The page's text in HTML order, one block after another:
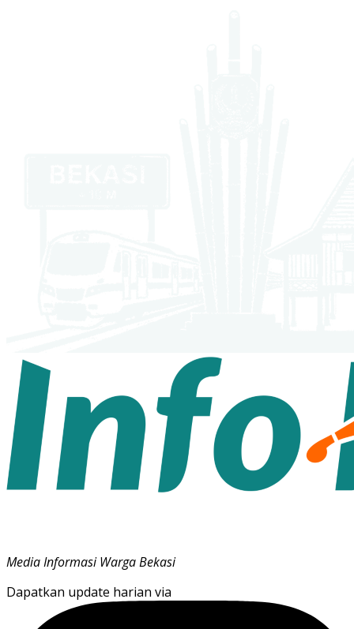
Media Informasi Warga Bekasi
Dapatkan update harian via